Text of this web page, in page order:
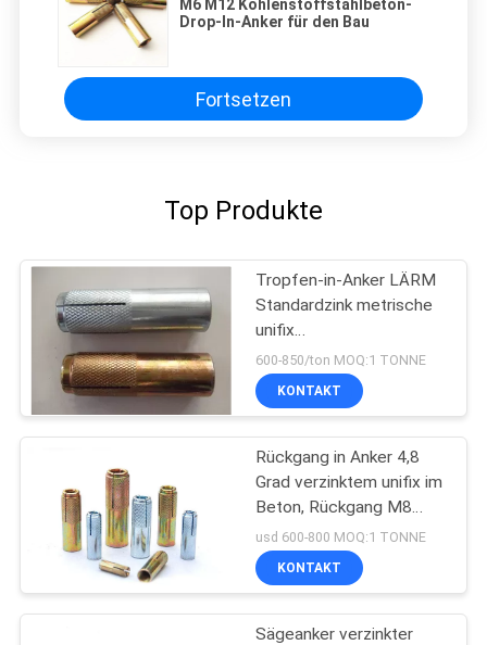
M6 M12 Kohlenstoffstahlbeton-
Drop-In-Anker für den Bau
Fortsetzen
Top Produkte
Tropfen-in-Anker LÄRM
Standardzink metrische
unifix
Bolzen/Betonmauer-
Anker
600-850/ton MOQ:1 TONNE
KONTAKT
Rückgang in Anker 4,8
Grad verzinktem unifix im
Beton, Rückgang M8
M12 im Expansions-
Anker
usd 600-800 MOQ:1 TONNE
KONTAKT
Sägeanker verzinkter